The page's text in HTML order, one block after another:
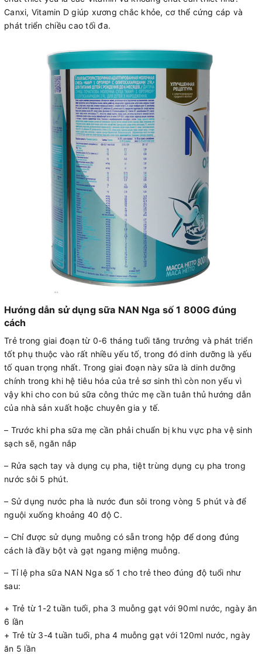
Canxi, Vitamin D giúp xương chắc khỏe, cơ thể cứng cáp và
phát triển chiều cao tối đa.
Hướng dẫn sử dụng sữa NAN Nga số 1 800G đúng
cách
Trẻ trong giai đoạn từ 0-6 tháng tuổi tăng trưởng và phát triển
tốt phụ thuộc vào rất nhiều yếu tố, trong đó dinh dưỡng là yếu
tố quan trọng nhất. Trong giai đoạn này sữa là dinh dưỡng
chính trong khi hệ tiêu hóa của trẻ sơ sinh thì còn non yếu vì
vậy khi cho con bú sữa công thức mẹ cần tuân thủ hướng dẫn
của nhà sản xuất hoặc chuyên gia y tế.
– Trước khi pha sữa mẹ cần phải chuẩn bị khu vực pha vệ sinh
sạch sẽ, ngăn nắp
– Rửa sạch tay và dụng cụ pha, tiệt trùng dụng cụ pha trong
nước sôi 5 phút.
– Sử dụng nước pha là nước đun sôi trong vòng 5 phút và để
nguội xuống khoảng 40 độ C.
– Chỉ được sử dụng muỗng có sẵn trong hộp để dong đúng
cách là đầy bột và gạt ngang miệng muỗng.
– Tỉ lệ pha sữa NAN Nga số 1 cho trẻ theo đúng độ tuổi như
sau:
+ Trẻ từ 1-2 tuần tuổi, pha 3 muỗng gạt với 90ml nước, ngày ăn
6 lần
+ Trẻ từ 3-4 tuần tuổi, pha 4 muỗng gạt với 120ml nước, ngày
ăn 5 lần